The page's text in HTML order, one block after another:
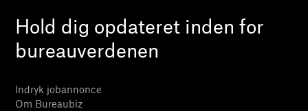
Hold dig opdateret inden for
bureauverdenen
Indryk jobannonce
Om Bureaubiz